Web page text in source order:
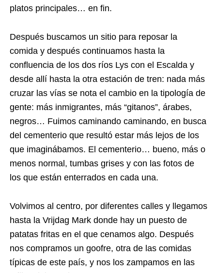
platos principales… en fin.
Después buscamos un sitio para reposar la
comida y después continuamos hasta la
confluencia de los dos ríos Lys con el Escalda y
desde allí hasta la otra estación de tren: nada más
cruzar las vías se nota el cambio en la tipología de
gente: más inmigrantes, más “gitanos”, árabes,
negros… Fuimos caminando caminando, en busca
del cementerio que resultó estar más lejos de los
que imaginábamos. El cementerio… bueno, más o
menos normal, tumbas grises y con las fotos de
los que están enterrados en cada una.
Volvimos al centro, por diferentes calles y llegamos
hasta la Vrijdag Mark donde hay un puesto de
patatas fritas en el que cenamos algo. Después
nos compramos un goofre, otra de las comidas
típicas de este país, y nos los zampamos en las